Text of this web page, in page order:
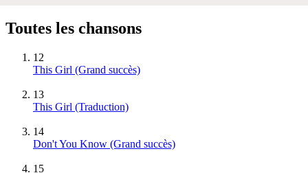
Toutes les chansons
12
This Girl (Grand succès)
13
This Girl (Traduction)
14
Don't You Know (Grand succès)
15